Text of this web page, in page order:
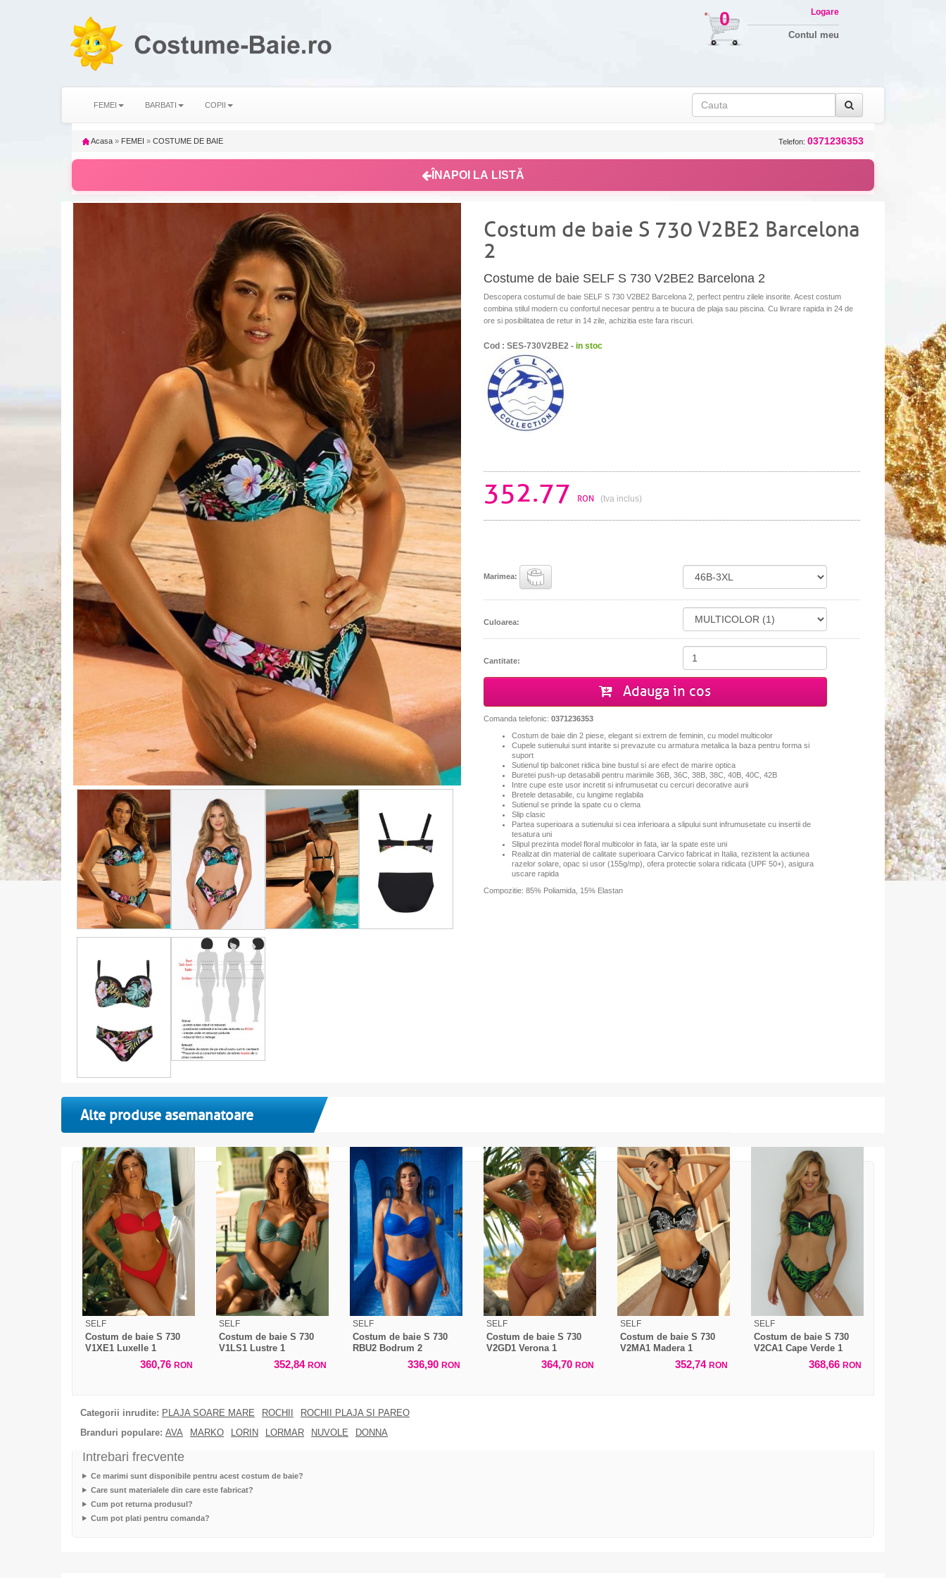
0 Logare
Contul meu
FEMEI BARBATI COPII
Acasa » FEMEI » COSTUME DE BAIE Telefon: 0371236353
ÎNAPOI LA LISTĂ
Costum de baie S 730 V2BE2 Barcelona
2
Costume de baie SELF S 730 V2BE2 Barcelona 2
Descopera costumul de baie SELF S 730 V2BE2 Barcelona 2, perfect pentru zilele insorite. Acest costum
combina stilul modern cu confortul necesar pentru a te bucura de plaja sau piscina. Cu livrare rapida in 24 de
ore si posibilitatea de retur in 14 zile, achizitia este fara riscuri.
Cod : SES-730V2BE2 - in stoc
352.77 RON (tva inclus)
Marimea:
Culoarea:
Cantitate:
Adauga in cos
Comanda telefonic: 0371236353
Costum de baie din 2 piese, elegant si extrem de feminin, cu model multicolor
Cupele sutienului sunt intarite si prevazute cu armatura metalica la baza pentru forma si
suport
Sutienul tip balconet ridica bine bustul si are efect de marire optica
Buretei push-up detasabili pentru marimile 36B, 36C, 38B, 38C, 40B, 40C, 42B
Intre cupe este usor incretit si infrumusetat cu cercuri decorative aurii
Bretele detasabile, cu lungime reglabila
Sutienul se prinde la spate cu o clema
Slip clasic
Partea superioara a sutienului si cea inferioara a slipului sunt infrumusetate cu insertii de
tesatura uni
Slipul prezinta model floral multicolor in fata, iar la spate este uni
Realizat din material de calitate superioara Carvico fabricat in Italia, rezistent la actiunea
razelor solare, opac si usor (155g/mp), ofera protectie solara ridicata (UPF 50+), asigura
uscare rapida
Compozitie: 85% Poliamida, 15% Elastan
Alte produse asemanatoare
SELF
Costum de baie S 730
V1XE1 Luxelle 1
360,76 RON
SELF
Costum de baie S 730
V1LS1 Lustre 1
352,84 RON
SELF
Costum de baie S 730
RBU2 Bodrum 2
336,90 RON
SELF
Costum de baie S 730
V2GD1 Verona 1
364,70 RON
SELF
Costum de baie S 730
V2MA1 Madera 1
352,74 RON
SELF
Costum de baie S 730
V2CA1 Cape Verde 1
368,66 RON
Categorii inrudite: PLAJA SOARE MARE ROCHII
ROCHII PLAJA SI PAREO
Branduri populare: AVA MARKO LORIN LORMAR NUVOLE DONNA
Intrebari frecvente
Ce marimi sunt disponibile pentru acest costum de baie?
Care sunt materialele din care este fabricat?
Cum pot returna produsul?
Cum pot plati pentru comanda?